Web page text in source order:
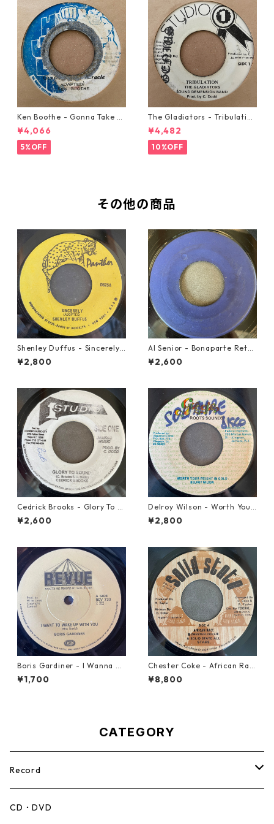
Ken Boothe - Gonna Take A
Miracle【7-21362】
¥4,066
5%OFF
The Gladiators - Tribulation
【7-21365】
¥4,482
10%OFF
その他の商品
Shenley Duffus - Sincerely
【7-22021】
¥2,800
Al Senior - Bonaparte Retre
at【7-21861】
¥2,600
Cedrick Brooks - Glory To S
ounds【7-21786】
¥2,600
Delroy Wilson - Worth Your
Weight In Gold【7-21965】
¥2,800
Boris Gardiner - I Wanna W
ake Up With You【7-2192
4】
¥1,700
Chester Coke - African Rac
e【7-21819】
¥8,800
CATEGORY
Record
Mento,Calypso,Ballad
CD・DVD